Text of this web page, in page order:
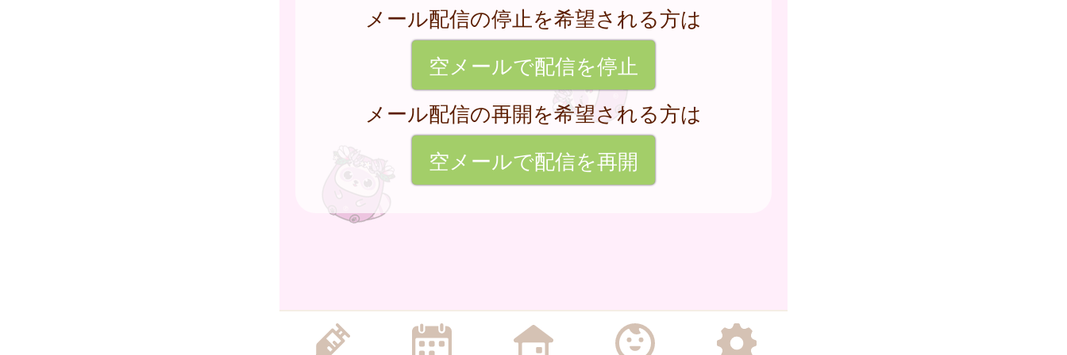
メール配信の停止を希望される方は
空メールで配信を停止
メール配信の再開を希望される方は
空メールで配信を再開